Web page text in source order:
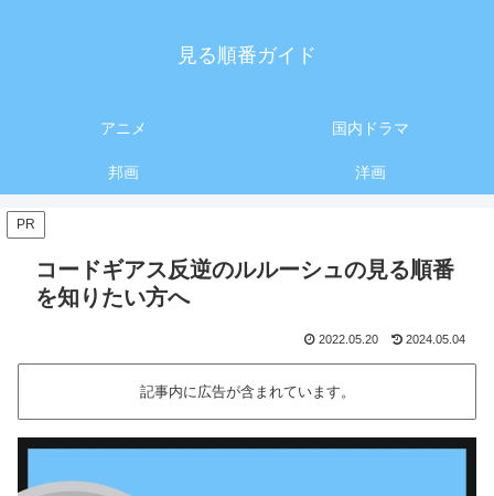
見る順番ガイド
アニメ 国内ドラマ
邦画 洋画
PR
コードギアス反逆のルルーシュの見る順番
を知りたい方へ
2022.05.20 2024.05.04
記事内に広告が含まれています。